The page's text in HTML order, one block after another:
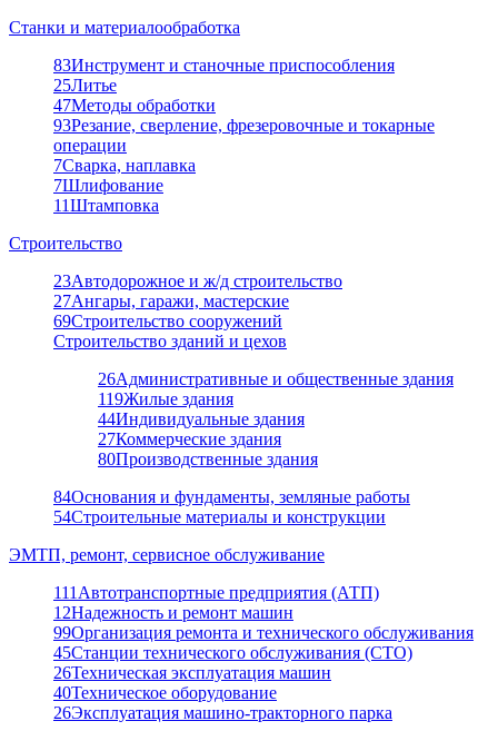
Станки и материалообработка
83Инструмент и станочные приспособления
25Литье
47Методы обработки
93Резание, сверление, фрезеровочные и токарные
операции
7Сварка, наплавка
7Шлифование
11Штамповка
Строительство
23Автодорожное и ж/д строительство
27Ангары, гаражи, мастерские
69Строительство сооружений
Строительство зданий и цехов
26Административные и общественные здания
119Жилые здания
44Индивидуальные здания
27Коммерческие здания
80Производственные здания
84Основания и фундаменты, земляные работы
54Строительные материалы и конструкции
ЭМТП, ремонт, сервисное обслуживание
111 Автотранспортные предприятия (АТП)
12Надежность и ремонт машин
99Организация ремонта и технического обслуживания
45Станции технического обслуживания (СТО)
26Техническая эксплуатация машин
40Техническое оборудование
26Эксплуатация машино-тракторного парка